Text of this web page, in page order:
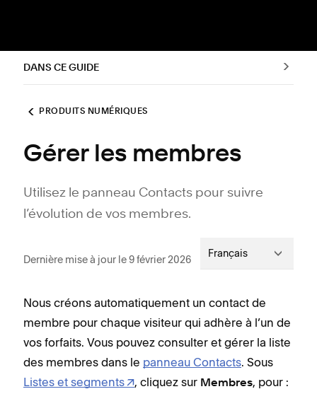
DANS CE GUIDE
PRODUITS NUMÉRIQUES
Gérer les membres
Utilisez le panneau Contacts pour suivre
l’évolution de vos membres.
Dernière mise à jour le 9 février 2026 Français
Nous créons automatiquement un contact de
membre pour chaque visiteur qui adhère à l’un de
vos forfaits. Vous pouvez consulter et gérer la liste
des membres dans le panneau Contacts. Sous
Listes et segments
, cliquez sur Membres, pour :